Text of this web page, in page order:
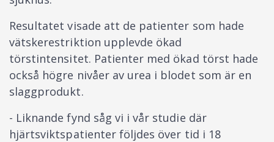
Resultatet visade att de patienter som hade
vätskerestriktion upplevde ökad
törstintensitet. Patienter med ökad törst hade
också högre nivåer av urea i blodet som är en
slaggprodukt.
- Liknande fynd såg vi i vår studie där
hjärtsviktspatienter följdes över tid i 18